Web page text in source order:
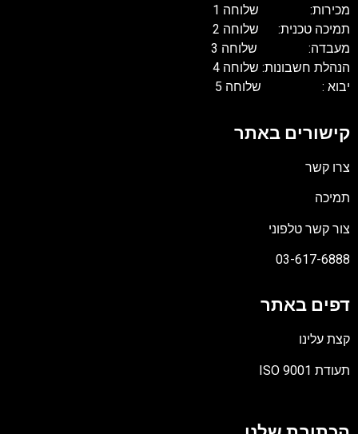
מכירות: שלוחה 1
תמיכה טכנית: שלוחה 2
מעבדה: שלוחה 3
הנהלת חשבונות: שלוחה 4
יבוא : שלוחה 5
קישורים באתר
צרו קשר
תמיכה
צור קשר טלפוני
03-617-6888
דפים באתר
קצת עלינו
תעודת ISO 9001
PDF